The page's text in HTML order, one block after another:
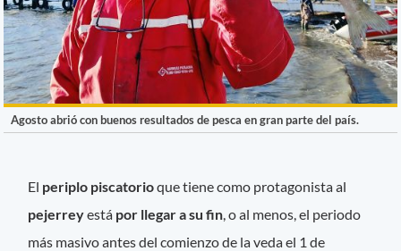
Agosto abrió con buenos resultados de pesca en gran parte del país.
El periplo piscatorioque tiene como protagonista al
pejerreyestá por llegar a su fin , o al menos, el periodo
más masivo antes del comienzo de la veda el 1 de